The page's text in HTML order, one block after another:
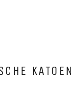
KATOEN